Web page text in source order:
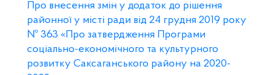
Про внесення змін у додаток до рішення
районної у місті ради від 24 грудня 2019 року
№ 363 «Про затвердження Програми
соціально-економічного та культурного
розвитку Саксаганського району на 2020-